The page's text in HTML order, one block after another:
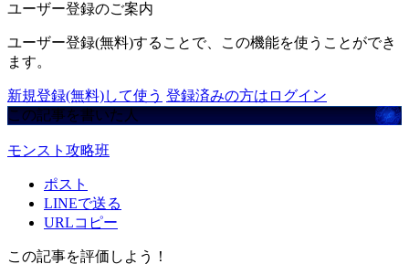
ユーザー登録のご案内
ユーザー登録(無料)することで、この機能を使うことができ
ます。
新規登録(無料)して使う 登録済みの方はログイン
この記事を書いた人
モンスト攻略班
ポスト
LINEで送る
URLコピー
この記事を評価しよう！